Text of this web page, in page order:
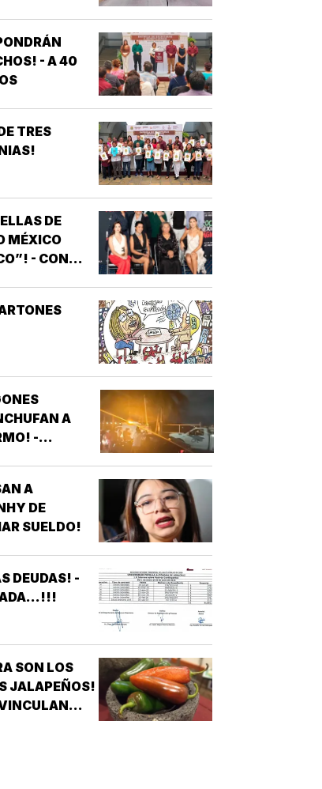
- A 40
TRES
DE
MÉXICO
- CON
A
-
QUE
A
DE
SUELDO!
DEUDAS! -
SON LOS
JALAPEÑOS!